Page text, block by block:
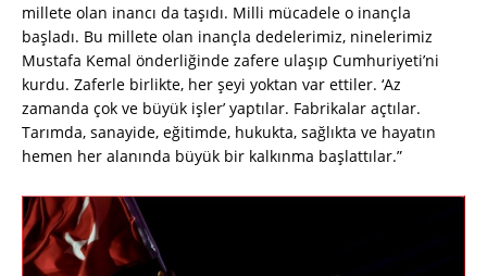
millete olan inancı da taşıdı. Milli mücadele o inançla
başladı. Bu millete olan inançla dedelerimiz, ninelerimiz
Mustafa Kemal önderliğinde zafere ulaşıp Cumhuriyeti’ni
kurdu. Zaferle birlikte, her şeyi yoktan var ettiler. ‘Az
zamanda çok ve büyük işler’ yaptılar. Fabrikalar açtılar.
Tarımda, sanayide, eğitimde, hukukta, sağlıkta ve hayatın
hemen her alanında büyük bir kalkınma başlattılar.”